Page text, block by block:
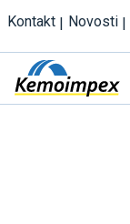
Kontakt Novosti